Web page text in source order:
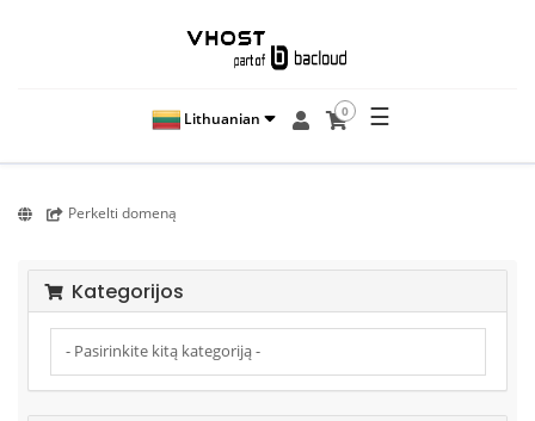
Lithuanian 0 ☰
Perkelti domeną
Kategorijos